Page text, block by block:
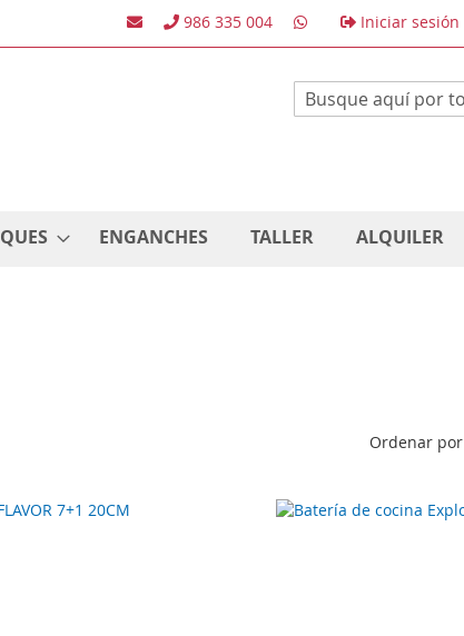
Iniciar sesión
986 335 004
Buscar
ENGANCHES TALLER ALQUILER
Ordenar por